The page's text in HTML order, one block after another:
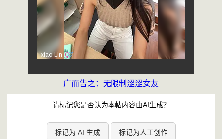
广而告之：无限制涩涩女友
请标记您是否认为本帖内容由AI生成？
标记为 AI 生成 标记为人工创作